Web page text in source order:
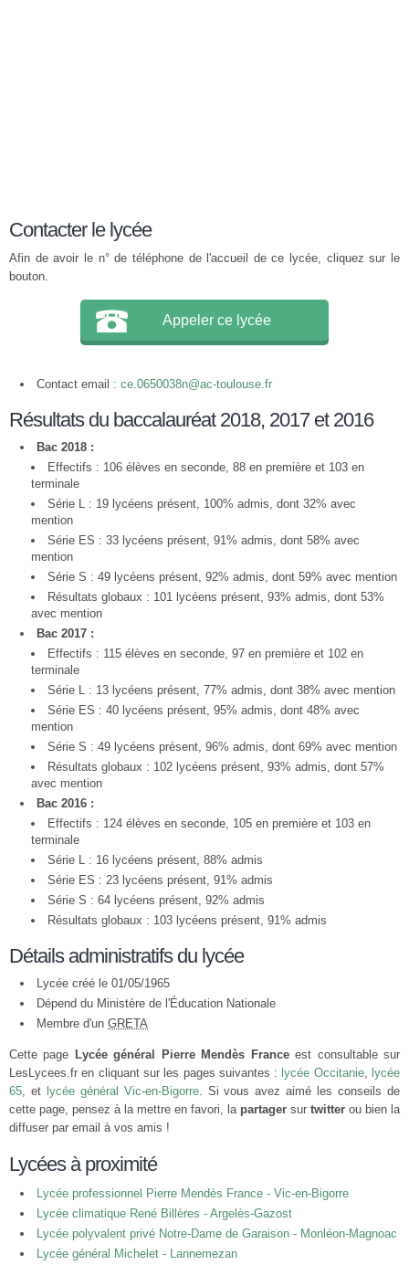
Contacter le lycée
Afin de avoir le n° de téléphone de l'accueil de ce lycée, cliquez sur le
bouton.
Appeler ce lycée
Contact email : ce.0650038n@ac-toulouse.fr
Résultats du baccalauréat 2018, 2017 et 2016
Bac 2018 :
Effectifs : 106 élèves en seconde, 88 en première et 103 en
terminale
Série L : 19 lycéens présent, 100% admis, dont 32% avec
mention
Série ES : 33 lycéens présent, 91% admis, dont 58% avec
mention
Série S : 49 lycéens présent, 92% admis, dont 59% avec mention
Résultats globaux : 101 lycéens présent, 93% admis, dont 53%
avec mention
Bac 2017 :
Effectifs : 115 élèves en seconde, 97 en première et 102 en
terminale
Série L : 13 lycéens présent, 77% admis, dont 38% avec mention
Série ES : 40 lycéens présent, 95% admis, dont 48% avec
mention
Série S : 49 lycéens présent, 96% admis, dont 69% avec mention
Résultats globaux : 102 lycéens présent, 93% admis, dont 57%
avec mention
Bac 2016 :
Effectifs : 124 élèves en seconde, 105 en première et 103 en
terminale
Série L : 16 lycéens présent, 88% admis
Série ES : 23 lycéens présent, 91% admis
Série S : 64 lycéens présent, 92% admis
Résultats globaux : 103 lycéens présent, 91% admis
Détails administratifs du lycée
Lycée créé le 01/05/1965
Dépend du Ministère de l'Éducation Nationale
Membre d'un GRETA
Cette page Lycée général Pierre Mendès Franceest consultable sur
LesLycees.fr en cliquant sur les pages suivantes : lycée Occitanie, lycée
65, et lycée général Vic-en-Bigorre. Si vous avez aimé les conseils de
cette page, pensez à la mettre en favori, la partager sur twitter ou bien la
diffuser par email à vos amis !
Lycées à proximité
Lycée professionnel Pierre Mendès France - Vic-en-Bigorre
Lycée climatique René Billères - Argelès-Gazost
Lycée polyvalent privé Notre-Dame de Garaison - Monléon-Magnoac
Lycée général Michelet - Lannemezan